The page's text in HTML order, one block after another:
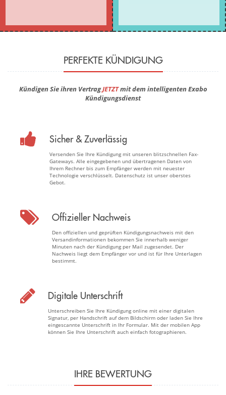
PERFEKTE KÜNDIGUNG
Kündigen Sie ihren VertragJETZTmit dem intelligenten Exabo
Kündigungsdienst
Sicher & Zuverlässig
Versenden Sie Ihre Kündigung mit unseren blitzschnellen Fax-
Gateways. Alle eingegebenen und übertragenen Daten von
Ihrem Rechner bis zum Empfänger werden mit neuester
Technologie verschlüsselt. Datenschutz ist unser oberstes
Gebot.
Offizieller Nachweis
Den offiziellen und geprüften Kündigungsnachweis mit den
Versandinformationen bekommen Sie innerhalb weniger
Minuten nach der Kündigung per Mail zugesendet. Der
Nachweis liegt dem Empfänger vor und ist für Ihre Unterlagen
bestimmt.
Digitale Unterschrift
Unterschreiben Sie Ihre Kündigung online mit einer digitalen
Signatur, per Handschrift auf dem Bildschirm oder laden Sie Ihre
eingescannte Unterschrift in Ihr Formular. Mit der mobilen App
können Sie Ihre Unterschrift auch einfach fotographieren.
IHRE BEWERTUNG